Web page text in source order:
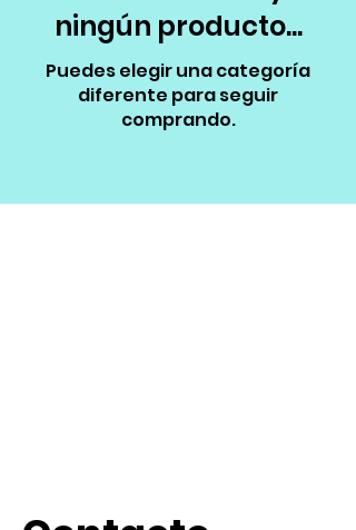
ningún producto...
Puedes elegir una categoría
diferente para seguir
comprando.